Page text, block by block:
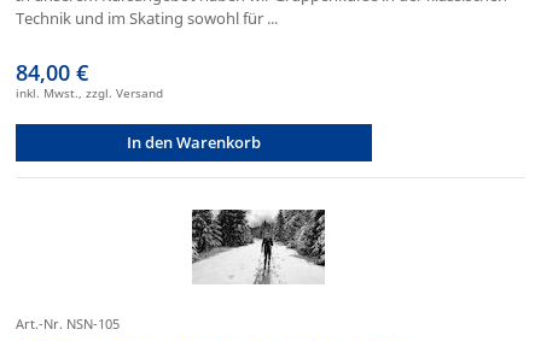
Technik und im Skating sowohl für ...
84,00 €
inkl. Mwst., zzgl. Versand
In den Warenkorb
Art.-Nr. NSN-105